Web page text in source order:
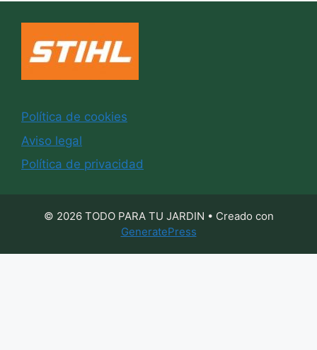
Política de cookies
Aviso legal
Política de privacidad
© 2026 TODO PARA TU JARDIN • Creado con
GeneratePress